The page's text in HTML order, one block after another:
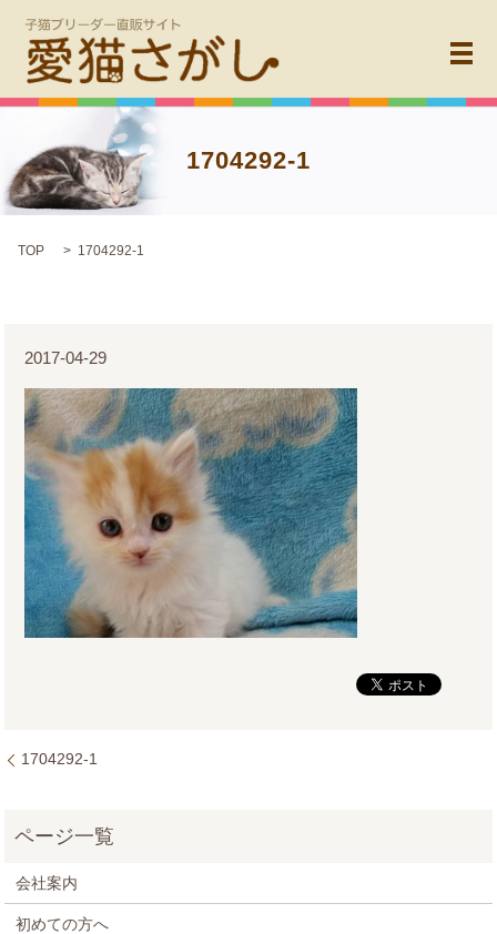
メ
1704292-1
TOP 1704292-1
2017-04-29
1704292-1
会社案内
初めての方へ